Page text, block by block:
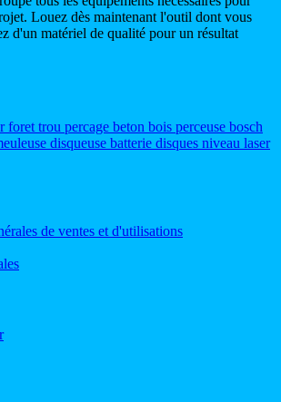
Louez dès maintenant l'outil dont vous
d'un matériel de qualité pour un résultat
foret trou percage beton bois perceuse bosch
disqueuse batterie disques niveau laser
de ventes et d'utilisations